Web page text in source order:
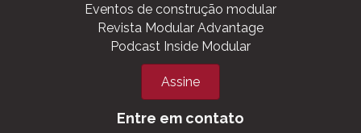
Eventos de construção modular
Revista Modular Advantage
Podcast Inside Modular
Assine
Entre em contato